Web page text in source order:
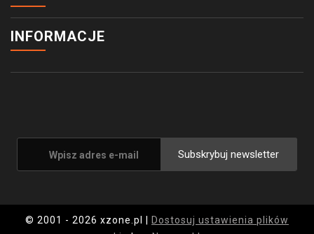
INFORMACJE
Subskrybuj newsletter
© 2001 - 2026 xzone.pl |
Dostosuj ustawienia plików